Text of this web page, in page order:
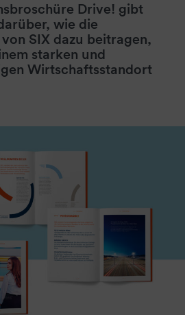
Drive! gibt
wie die
SIX dazu beitragen,
starken und
Wirtschaftsstandort